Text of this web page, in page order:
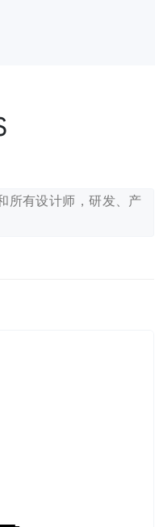
所有设计师，研发、产